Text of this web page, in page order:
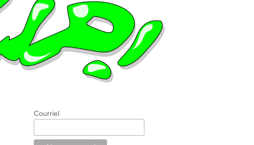
Courriel